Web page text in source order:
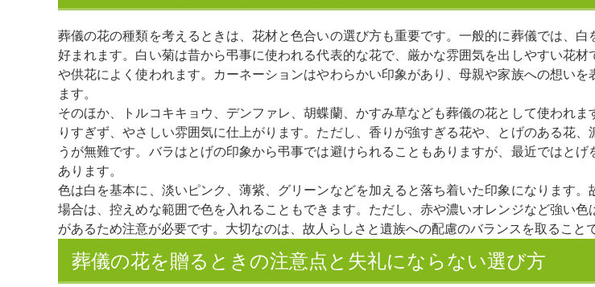
葬儀の花の種類を考えるときは、花材と色合いの選び方も重要です。一般的に葬儀では、
好まれます。白い菊は昔から弔事に使われる代表的な花で、厳かな雰囲気を出しやすい花
や供花によく使われます。カーネーションはやわらかい印象があり、母親や家族への想いを
ます。
そのほか、トルコキキョウ、デンファレ、胡蝶蘭、かすみ草なども葬儀の花として使われま
りすぎず、やさしい雰囲気に仕上がります。ただし、香りが強すぎる花や、とげのある花、
うが無難です。バラはとげの印象から弔事では避けられることもありますが、最近ではとげ
あります。
色は白を基本に、淡いピンク、薄紫、グリーンなどを加えると落ち着いた印象になります。
場合は、控えめな範囲で色を入れることもできます。ただし、赤や濃いオレンジなど強い色
があるため注意が必要です。大切なのは、故人らしさと遺族への配慮のバランスを取ること
葬儀の花を贈るときの注意点と失礼にならない選び方